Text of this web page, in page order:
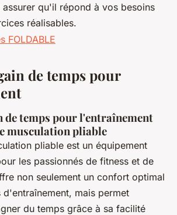
qu'il répond à vos besoins
réalisables.
de temps pour
de temps pour l'entraînement
musculation pliable
pliable est un équipement
les passionnés de fitness et de
non seulement un confort optimal
d'entraînement, mais permet
du temps grâce à sa facilité